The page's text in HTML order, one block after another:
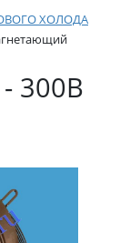
ХОЛОДА
300B